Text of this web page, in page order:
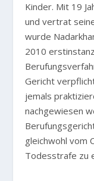
Kinder. Mit 19
und vertrat
wurde
2010
Gericht
jemals
nachgewiesen
gleichwohl vom
Todesstrafe zu